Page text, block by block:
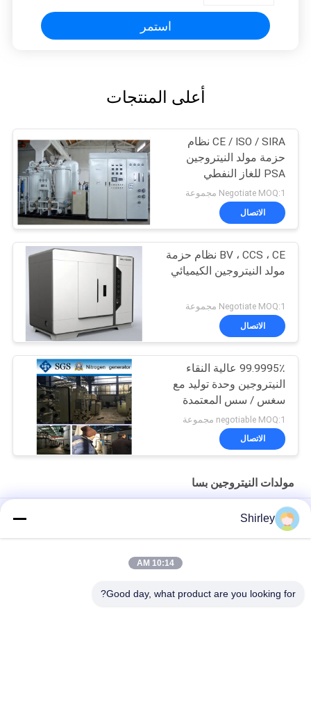
استمر
أعلى المنتجات
CE / ISO / SIRA نظام
حزمة مولد النيتروجين
PSA للغاز النفطي
Negotiate MOQ:1 مجموعة
الاتصال
BV ، CCS ، CE نظام حزمة
مولد النيتروجين الكيميائي
Negotiate MOQ:1 مجموعة
الاتصال
99.9995٪ عالية النقاء
النيتروجين وحدة توليد مع
سغس / سس المعتمدة
negotiable MOQ:1 مجموعة
الاتصال
مولدات النيتروجين بسا
النقاء وتوفير 90% من التكاليف
Shirley
10:14 AM
Good day, what product are you looking for?